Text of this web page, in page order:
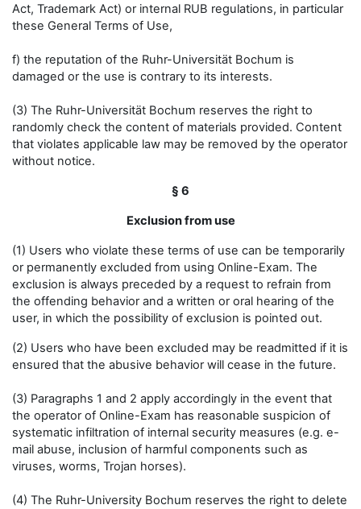
Act, Trademark Act) or internal RUB regulations, in particular
these General Terms of Use,
f) the reputation of the Ruhr-Universität Bochum is
damaged or the use is contrary to its interests.
(3) The Ruhr-Universität Bochum reserves the right to
randomly check the content of materials provided. Content
that violates applicable law may be removed by the operator
without notice.
§ 6
Exclusion from use
(1) Users who violate these terms of use can be temporarily
or permanently excluded from using Online-Exam. The
exclusion is always preceded by a request to refrain from
the offending behavior and a written or oral hearing of the
user, in which the possibility of exclusion is pointed out.
(2) Users who have been excluded may be readmitted if it is
ensured that the abusive behavior will cease in the future.
(3) Paragraphs 1 and 2 apply accordingly in the event that
the operator of Online-Exam has reasonable suspicion of
systematic infiltration of internal security measures (e.g. e-
mail abuse, inclusion of harmful components such as
viruses, worms, Trojan horses).
(4) The Ruhr-University Bochum reserves the right to delete